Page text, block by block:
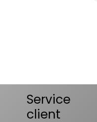
Service
client